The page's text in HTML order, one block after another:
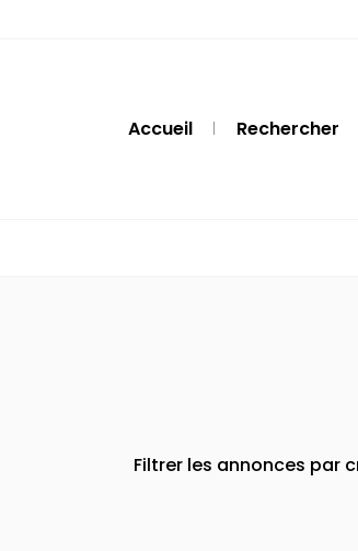
Accueil Rechercher